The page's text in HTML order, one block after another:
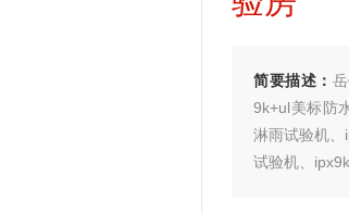
简要描述：
9k+ul美标防
淋雨试验机
试验机、